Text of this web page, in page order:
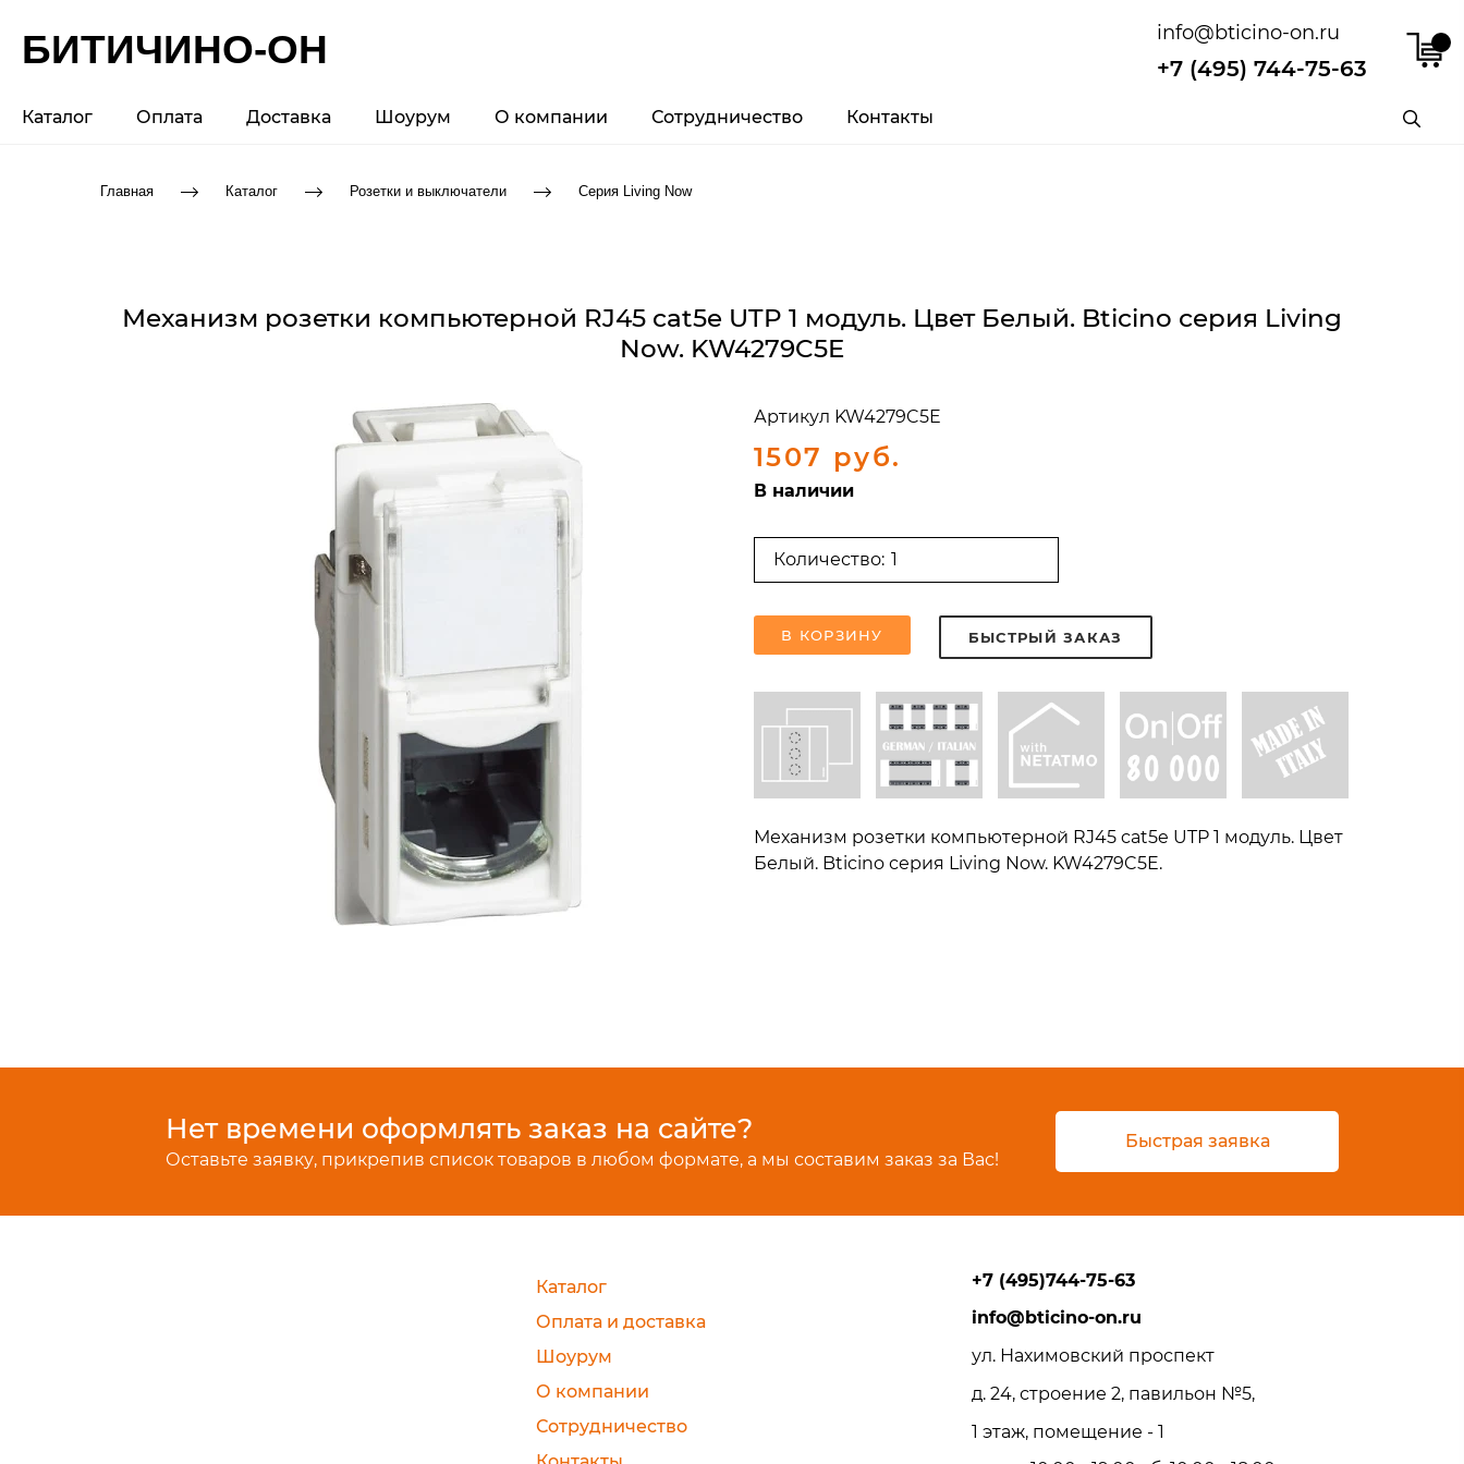
БИТИЧИНО-ОН info@bticino-on.ru
+7 (495) 744-75-63
Каталог Оплата Доставка Шоурум О компании Сотрудничество Контакты
Главная Каталог Розетки и выключатели Серия Living Now
Механизм розетки компьютерной RJ45 cat5e UTP 1 модуль. Цвет Белый. Bticino серия Living
Now. KW4279C5E
Артикул KW4279C5E
1507 руб.
В наличии
Количество:
В КОРЗИНУ БЫСТРЫЙ ЗАКАЗ
Механизм розетки компьютерной RJ45 cat5e UTP 1 модуль. Цвет
Белый. Bticino серия Living Now. KW4279C5E.
Нет времени оформлять заказ на сайте?
Оставьте заявку, прикрепив список товаров в любом формате, а мы составим заказ за Вас!
Быстрая заявка
Каталог
Оплата и доставка
Шоурум
О компании
Сотрудничество
+7 (495)744-75-63
info@bticino-on.ru
ул. Нахимовский проспект
д. 24, строение 2, павильон №5,
1 этаж, помещение - 1